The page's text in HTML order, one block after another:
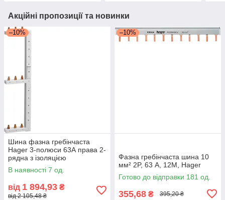
Акційні пропозиції та новинки
–10%
Шина фазна гребінчаста
Hager 3-полюси 63А права 2-
рядна з ізоляцією
В наявності 7 од.
від 1 894,93 ₴
від 2 105,48 ₴
–10%
Фазна гребінчаста шина 10
мм² 2P, 63 А, 12M, Hager
Готово до відправки 181 од.
355,68 ₴ 395,20 ₴